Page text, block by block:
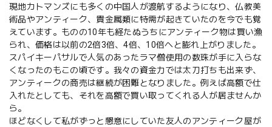
現地カトマンズにも多くの中国人が渡航するようになり、仏教美
術品やアンティーク、貴金属類に特需が起きていたのを今でも覚
えています。ものの10年も経たぬうちにアンティーク物は買い漁
られ、価格は以前の2倍3倍、4倍、10倍へと膨れ上がりました。
スパイキーパサルで人気のあったラマ僧使用の数珠が手に入らな
くなったのもこの頃です。我々の資金力では太刀打ちも出来ず、
アンティークの商売は継続が困難となりました。例えば高額で仕
入れたとしても、それを高額で買い取ってくれる人が居ませんか
ら。
ほどなくして私がずっと懇意にしていた友人のアンティーク屋が